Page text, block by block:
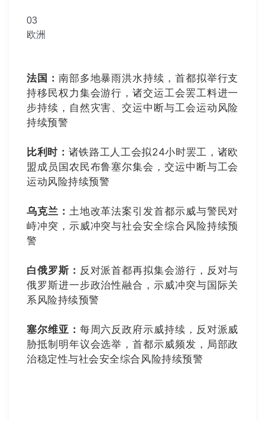
03
欧洲
法国： 南部多地暴雨洪水持续，首都拟举行支
持移民权力集会游行，诸交运工会罢工料进一
步持续，自然灾害、交运中断与工会运动风险
持续预警
比利时： 诸铁路工人工会拟24小时罢工，诸欧
盟成员国农民布鲁塞尔集会，交运中断与工会
运动风险持续预警
乌克兰： 土地改革法案引发首都示威与警民对
峙冲突，示威冲突与社会安全综合风险持续预
警
白俄罗斯： 反对派首都再拟集会游行，反对与
俄罗斯进一步政治性融合，示威冲突与国际关
系风险持续预警
塞尔维亚： 每周六反政府示威持续，反对派威
胁抵制明年议会选举，首都示威频发，局部政
治稳定性与社会安全综合风险持续预警